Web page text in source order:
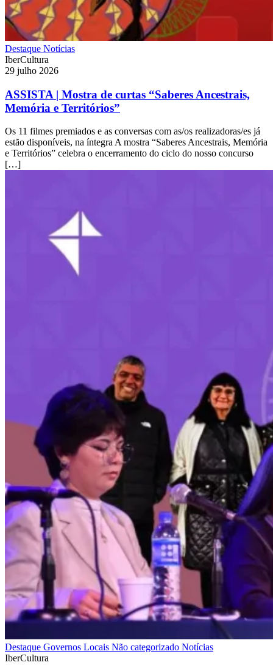
Destaque Notícias
IberCultura
29 julho 2026
ASSISTA | Mostra de curtas “Saberes Ancestrais,
Memória e Territórios”
Os 11 filmes premiados e as conversas com as/os realizadoras/es já
estão disponíveis, na íntegra A mostra “Saberes Ancestrais, Memória
e Territórios” celebra o encerramento do ciclo do nosso concurso
[…]
Destaque Governos Locais Não categorizado Notícias
IberCultura